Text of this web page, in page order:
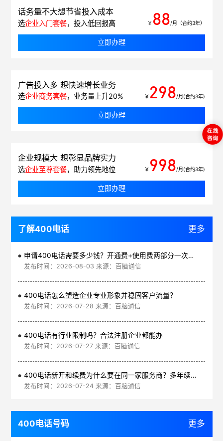
话务量不大想节省投入成本
选企业入门套餐，投入低回报高 ￥ 88/月（合约3年）
立即办理
广告投入多 想快速增长业务
选企业商务套餐，业务量上升20% ￥ 298/月(合约3年)
立即办理
企业规模大 想彰显品牌实力
选企业至尊套餐，助力领先地位 ￥ 998/月(合约3年)
立即办理
了解400电话 更多
申请400电话需要多少钱？开通费+使用费两部分一次讲清
发布时间：2026-08-03 来源：百脑通信
400电话怎么塑造企业专业形象并稳固客户流量？
发布时间：2026-07-28 来源：百脑通信
400电话有行业限制吗？合法注册企业都能办
发布时间：2026-07-27 来源：百脑通信
400电话新开和续费为什么要在同一家服务商？多年续费更划算
发布时间：2026-07-24 来源：百脑通信
400电话号码 更多